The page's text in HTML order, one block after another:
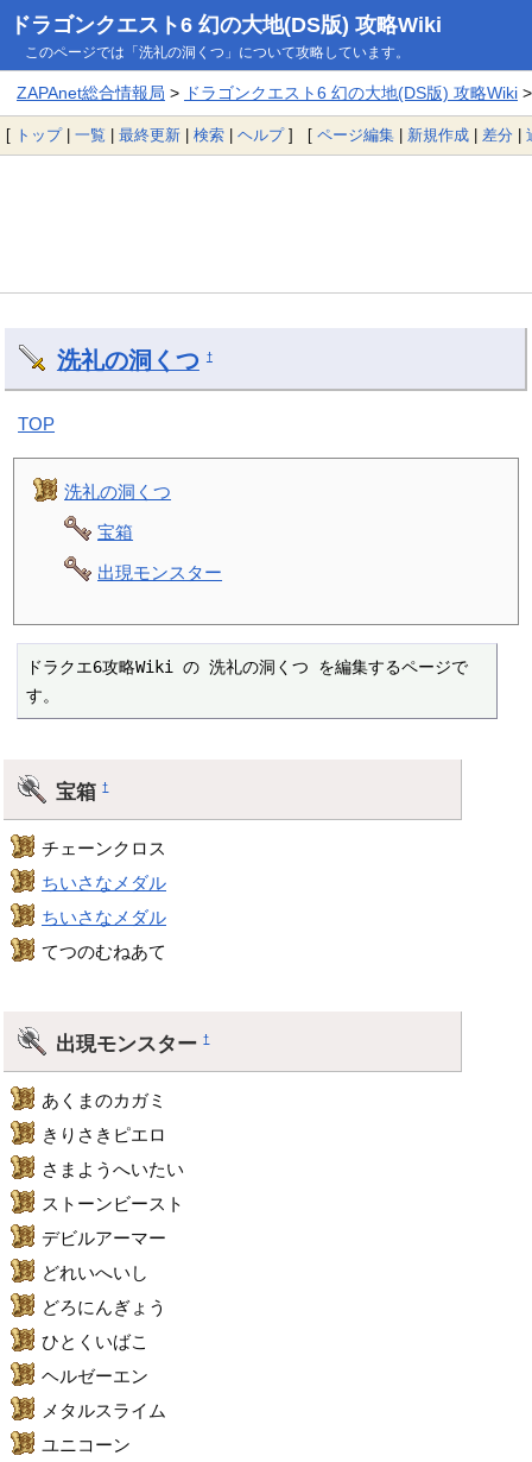
ドラゴンクエスト6 幻の大地(DS版) 攻略Wiki
このページでは「洗礼の洞くつ」について攻略しています。
ZAPAnet総合情報局 > ドラゴンクエスト6 幻の大地(DS版) 攻略Wiki>
[ トップ| 一覧 | 最終更新 | 検索 | ヘルプ] [ ページ編集 | 新規作成 | 差分 |
洗礼の洞くつ †
TOP
洗礼の洞くつ
宝箱
出現モンスター
ドラクエ6攻略Wiki の 洗礼の洞くつ を編集するページで
す。
宝箱†
チェーンクロス
ちいさなメダル
ちいさなメダル
てつのむねあて
出現モンスター†
あくまのカガミ
きりさきピエロ
さまようへいたい
ストーンビースト
デビルアーマー
どれいへいし
どろにんぎょう
ひとくいばこ
ヘルゼーエン
メタルスライム
ユニコーン